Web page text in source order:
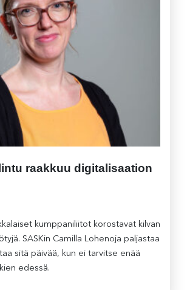
raakkuu digitalisaation
kumppaniliitot korostavat kilvan
SASKin Camilla Lohenoja paljastaa
sitä päivää, kun ei tarvitse enää
edessä.